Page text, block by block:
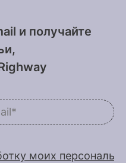
и получайте
моих